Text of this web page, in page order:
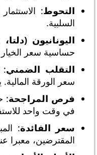
التحوط:
السلبية.
اليونانيون
حساسية سعر
التقلب الضمني:
سعر الورقة
فرص المراجحة:
في وقت واحد
سعر الفائدة:
المقترضين، معبرا